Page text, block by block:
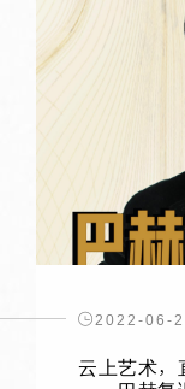
2022-06-
云上艺术，